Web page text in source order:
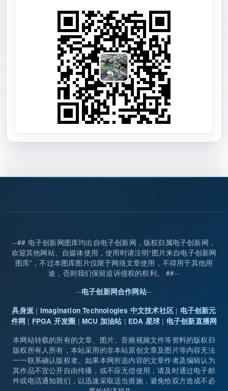
--## 电子创新网图库均出自电子创新网，版权归属电子创新网，
欢迎其他网站、自媒体使用，使用时请注明“图片来自电子创新网
图库”，不过本图库图片仅限于网络文章使用，不得用于其他用
途，否则我们保留追诉侵权的权利。 ##--
--电子创新网合作网站--
具身派 | Imagination Technologies 中文技术社区| 电子创新元
件网 | FPGA 开发圈 | MCU 加油站 | EDA 星球 | 电子创新直播网
本网站转载的所有的文章、图片、音频视频文件等资料的版权归
版权所有人所有，本站采用的非本站原创文章及图片等内容无法
一一联系确认版权者。如果本网所选内容的文章作者及编辑认为
其作品不宜公开自由传播，或不应无偿使用，请及时通过电子邮
件或电话通知我们，以迅速采取适当措施，避免给双方造成不必